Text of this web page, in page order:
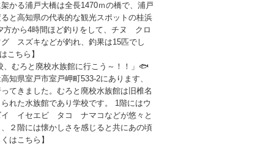
かる浦戸大橋は全長1470ｍの橋で、浦戸
と高知県の代表的な観光スポットの桂浜
方から4時間ほど釣りをして、チヌ クロ
ズキなどが釣れ、釣果は15匹でし
こちら】
、むろと廃校水族館に行こう～！！」🐟
知県室戸市室戸岬町533-2にあります、
てきました。むろと廃校水族館は旧椎名
れた水族館であり学校です。 1階にはウ
イセエビ タコ ナマコなどが悠々と
２階には懐かしさを感じると共にあの頃
はこちら】